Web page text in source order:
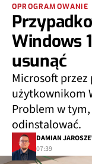
OPROGRAMOWANIE
Windows
usunąć
Microsoft przez
użytkownikom
Problem w tym,
odinstalować.
DAMIAN
07:39